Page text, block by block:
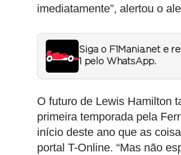
imediatamente”, alertou o
Siga o F1Mania.net e
1 pelo WhatsApp.
O futuro de Lewis Hamilton
primeira temporada pela
início deste ano que as
portal T-Online. “Mas não